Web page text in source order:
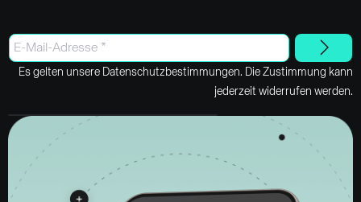
Es gelten unsere Datenschutzbestimmungen. Die Zustimmung kann
jederzeit widerrufen werden.